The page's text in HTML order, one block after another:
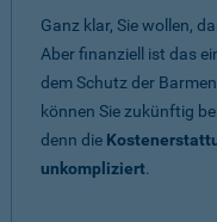
Ganz klar, Sie wollen,
Aber finanziell ist das
dem Schutz der
können Sie zukünftig
denn die
unkompliziert.